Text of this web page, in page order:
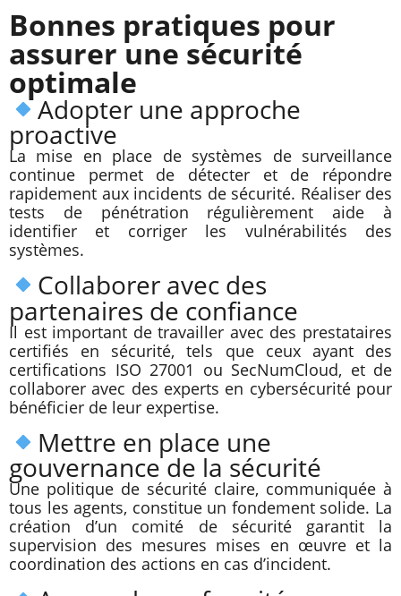
Bonnes pratiques pour
assurer une sécurité
optimale
Adopter une approche
proactive
La mise en place de systèmes de surveillance
continue permet de détecter et de répondre
rapidement aux incidents de sécurité. Réaliser des
tests de pénétration régulièrement aide à
identifier et corriger les vulnérabilités des
systèmes.
Collaborer avec des
partenaires de confiance
Il est important de travailler avec des prestataires
certifiés en sécurité, tels que ceux ayant des
certifications ISO 27001 ou SecNumCloud, et de
collaborer avec des experts en cybersécurité pour
bénéficier de leur expertise.
Mettre en place une
gouvernance de la sécurité
Une politique de sécurité claire, communiquée à
tous les agents, constitue un fondement solide. La
création d’un comité de sécurité garantit la
supervision des mesures mises en œuvre et la
coordination des actions en cas d’incident.